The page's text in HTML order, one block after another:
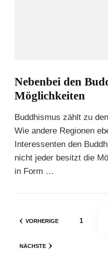
Nebenbei den
Möglichkeiten
Buddhismus zählt zu
Wie andere Regionen
Interessenten den
nicht jeder besitzt die
in Form …
Beiträge
VORHERIGE SEITE
1
NÄCHSTE